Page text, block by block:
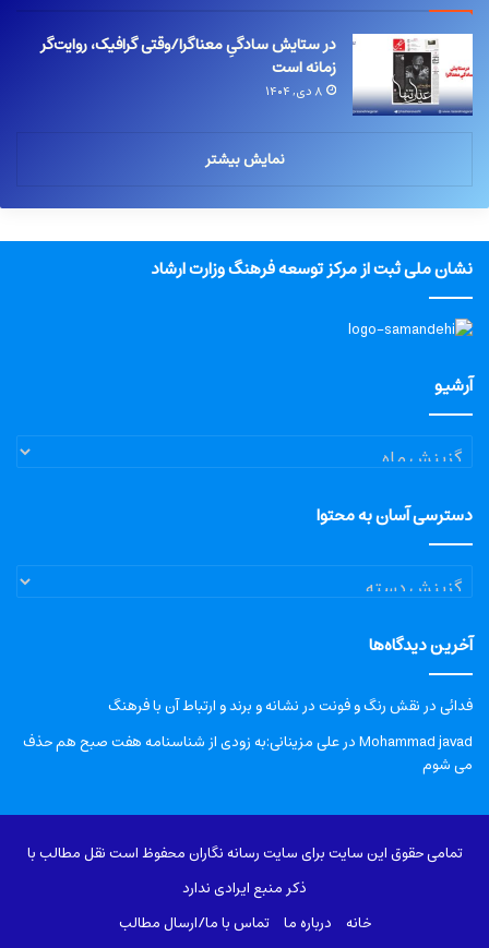
در ستایش سادگیِ معناگرا/وقتی گرافیک، روایت‌گر
زمانه است
۸ دی, ۱۴۰۴
نمایش بیشتر
نشان ملی ثبت از مرکز توسعه فرهنگ وزارت ارشاد
آرشیو
آرشیو
دسترسی آسان به محتوا
دسترسی
آسان
محتوا
آخرین دیدگاه‌ها
فدائیدرنقش رنگ و فونت در نشانه و برند و ارتباط آن با فرهنگ
Mohammad javadدرعلی مزینانی:به زودی از شناسنامه هفت صبح هم حذف
می شوم
تمامی حقوق این سایت برای سایت رسانه نگاران محفوظ است نقل مطالب با
ذکر منبع ایرادی ندارد
خانه
درباره‌ ما تماس با ما/ارسال مطالب